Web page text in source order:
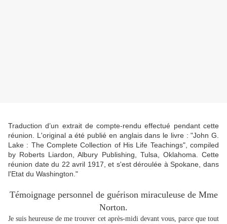
Traduction d’un extrait de compte-rendu effectué pendant cette
réunion. L'original a été publié en anglais dans le livre : "John G.
Lake : The Complete Collection of His Life Teachings", compiled
by Roberts Liardon, Albury Publishing, Tulsa, Oklahoma. Cette
réunion date du 22 avril 1917, et s'est déroulée à Spokane, dans
l'Etat du Washington."
Témoignage personnel de guérison miraculeuse de Mme
Norton.
Je suis heureuse de me trouver cet après-midi devant vous, parce que tout